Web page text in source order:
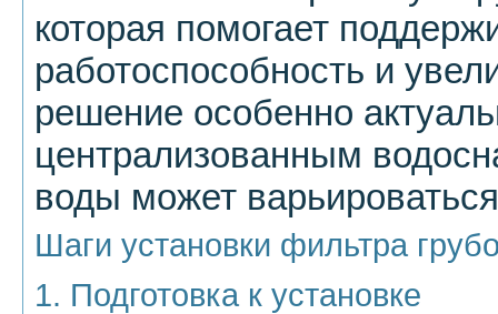
которая помогает
работоспособность и
решение особенно
централизованным
воды может
Шаги установки фильтра
1. Подготовка к установке